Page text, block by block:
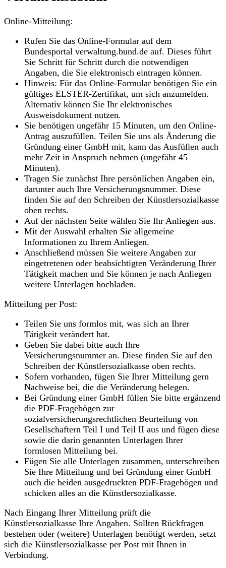
Online-Mitteilung:
Rufen Sie das Online-Formular auf dem
Bundesportal verwaltung.bund.de auf. Dieses führt
Sie Schritt für Schritt durch die notwendigen
Angaben, die Sie elektronisch eintragen können.
Hinweis: Für das Online-Formular benötigen Sie ein
gültiges ELSTER-Zertifikat, um sich anzumelden.
Alternativ können Sie Ihr elektronisches
Ausweisdokument nutzen.
Sie benötigen ungefähr 15 Minuten, um den Online-
Antrag auszufüllen. Teilen Sie uns als Änderung die
Gründung einer GmbH mit, kann das Ausfüllen auch
mehr Zeit in Anspruch nehmen (ungefähr 45
Minuten).
Tragen Sie zunächst Ihre persönlichen Angaben ein,
darunter auch Ihre Versicherungsnummer. Diese
finden Sie auf den Schreiben der Künstlersozialkasse
oben rechts.
Auf der nächsten Seite wählen Sie Ihr Anliegen aus.
Mit der Auswahl erhalten Sie allgemeine
Informationen zu Ihrem Anliegen.
Anschließend müssen Sie weitere Angaben zur
eingetretenen oder beabsichtigten Veränderung Ihrer
Tätigkeit machen und Sie können je nach Anliegen
weitere Unterlagen hochladen.
Mitteilung per Post:
Teilen Sie uns formlos mit, was sich an Ihrer
Tätigkeit verändert hat.
Geben Sie dabei bitte auch Ihre
Versicherungsnummer an. Diese finden Sie auf den
Schreiben der Künstlersozialkasse oben rechts.
Sofern vorhanden, fügen Sie Ihrer Mitteilung gern
Nachweise bei, die die Veränderung belegen.
Bei Gründung einer GmbH füllen Sie bitte ergänzend
die PDF-Fragebögen zur
sozialversicherungsrechtlichen Beurteilung von
Gesellschaftern Teil I und Teil II aus und fügen diese
sowie die darin genannten Unterlagen Ihrer
formlosen Mitteilung bei.
Fügen Sie alle Unterlagen zusammen, unterschreiben
Sie Ihre Mitteilung und bei Gründung einer GmbH
auch die beiden ausgedruckten PDF-Fragebögen und
schicken alles an die Künstlersozialkasse.
Nach Eingang Ihrer Mitteilung prüft die
Künstlersozialkasse Ihre Angaben. Sollten Rückfragen
bestehen oder (weitere) Unterlagen benötigt werden, setzt
sich die Künstlersozialkasse per Post mit Ihnen in
Verbindung.